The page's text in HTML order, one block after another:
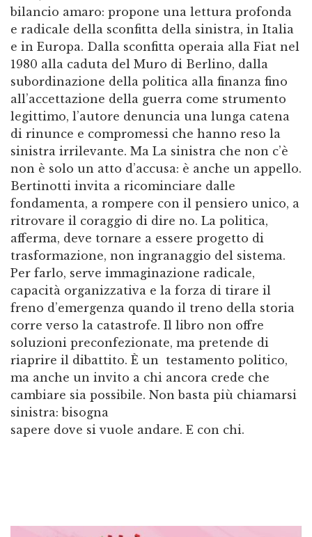
bilancio amaro: propone una lettura profonda
e radicale della sconfitta della sinistra, in Italia
e in Europa. Dalla sconfitta operaia alla Fiat nel
1980 alla caduta del Muro di Berlino, dalla
subordinazione della politica alla finanza fino
all’accettazione della guerra come strumento
legittimo, l’autore denuncia una lunga catena
di rinunce e compromessi che hanno reso la
sinistra irrilevante. Ma La sinistra che non c’è
non è solo un atto d’accusa: è anche un appello.
Bertinotti invita a ricominciare dalle
fondamenta, a rompere con il pensiero unico, a
ritrovare il coraggio di dire no. La politica,
afferma, deve tornare a essere progetto di
trasformazione, non ingranaggio del sistema.
Per farlo, serve immaginazione radicale,
capacità organizzativa e la forza di tirare il
freno d’emergenza quando il treno della storia
corre verso la catastrofe. Il libro non offre
soluzioni preconfezionate, ma pretende di
riaprire il dibattito. È un testamento politico,
ma anche un invito a chi ancora crede che
cambiare sia possibile. Non basta più chiamarsi
sinistra: bisogna
sapere dove si vuole andare. E con chi.